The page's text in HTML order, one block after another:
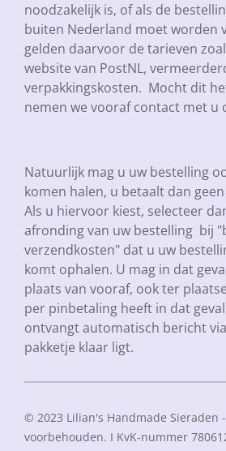
noodzakelijk is, of als de
buiten Nederland moet worden
gelden daarvoor de tarieven
website van PostNL,
verpakkingskosten. Mocht dit
nemen we vooraf contact met u
Natuurlijk mag u uw bestelling
komen halen, u betaalt dan
Als u hiervoor kiest, selecteer
afronding van uw bestelling bij
verzendkosten" dat u uw
komt ophalen. U mag in dat
plaats van vooraf, ook ter
per pinbetaling heeft in dat
ontvangt automatisch bericht
pakketje klaar ligt.
© 2023 Lilian's Handmade Sieraden
voorbehouden. I KvK-nummer